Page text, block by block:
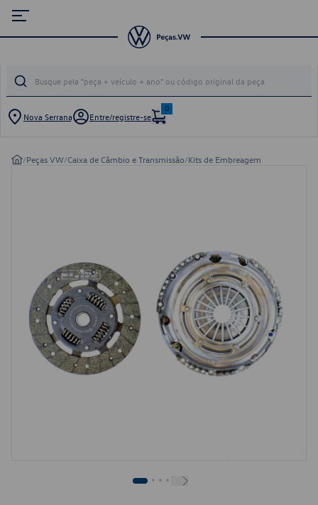
Nova Serrana Entre/registre-se
0
/Peças VW/Caixa de Câmbio e Transmissão/Kits de Embreagem